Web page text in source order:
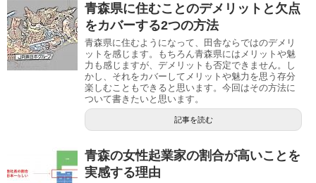
青森県に住むことのデメリットと欠点
をカバーする2つの方法
青森県に住むようになって、田舎ならではのデメリ
ットを感じます。もちろん青森県にはメリットや魅
力も感じますが、デメリットも否定できません。し
かし、それをカバーしてメリットや魅力を思う存分
楽しむこともできると思います。今回はその方法に
ついて書きたいと思います。
記事を読む
青森の女性起業家の割合が高いことを
実感する理由